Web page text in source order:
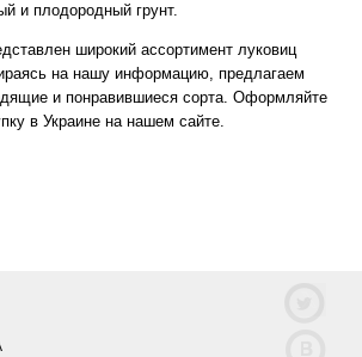
и плодородный грунт.
широкий ассортимент луковиц
на нашу информацию, предлагаем
и понравившиеся сорта. Оформляйте
в Украине на нашем сайте.